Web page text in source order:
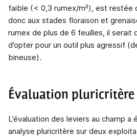
faible (< 0,3 rumex/m²), est restée
donc aux stades floraison et
rumex de plus de 6 feuilles, il serait
d’opter pour un outil plus agressif
bineuse).
Évaluation pluricritère
L’évaluation des leviers au champ
analyse pluricritère sur deux